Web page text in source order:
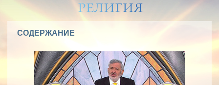
СОДЕРЖАНИЕ